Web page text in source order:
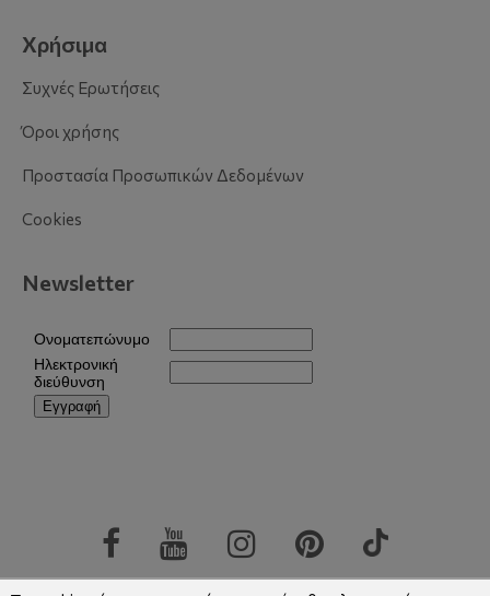
Χρήσιμα
Συχνές Ερωτήσεις
Όροι χρήσης
Προστασία Προσωπικών Δεδομένων
Cookies
Newsletter